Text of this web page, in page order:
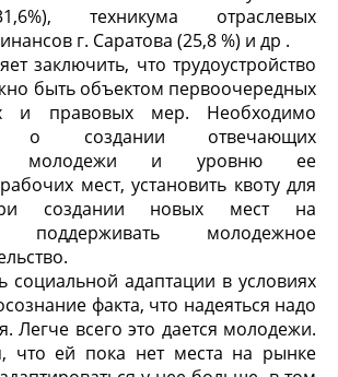
техникума отраслевых
г. Саратова (25,8 %) и др .
заключить, что трудоустройство
быть объектом первоочередных
и правовых мер. Необходимо
о создании отвечающих
молодежи и уровню ее
мест, установить квоту для
создании новых мест на
поддерживать молодежное
социальной адаптации в условиях
факта, что надеяться надо
Легче всего это дается молодежи.
что ей пока нет места на рынке